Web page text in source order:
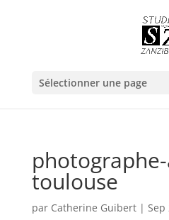
Sélectionner une page
toulouse
par Catherine Guibert| Sep